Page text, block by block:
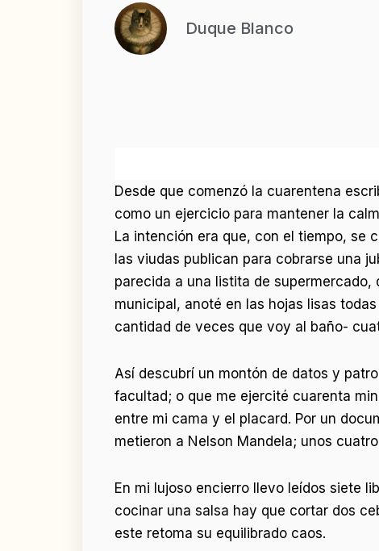
Duque Blanco
Desde que comenzó la cuarentena
como un ejercicio para mantener la
La intención era que, con el tiempo, se
las viudas publican para cobrarse una
parecida a una listita de
municipal, anoté en las hojas lisas
cantidad de veces que voy al baño-
Así descubrí un montón de datos y
facultad; o que me ejercité cuarenta
entre mi cama y el placard. Por un
metieron a Nelson Mandela; unos
En mi lujoso encierro llevo leídos siete
cocinar una salsa hay que cortar dos
este retoma su equilibrado caos.